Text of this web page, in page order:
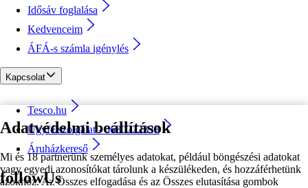
Adatvédelmi beállítások
Mi és 18 partnerünk személyes adatokat, például böngészési adatokat
vagy egyedi azonosítókat tárolunk a készülékeden, és hozzáférhetünk
azokhoz. Az Összes elfogadása és az Összes elutasítása gombok
Idősáv foglalása
Kedvenceim
ÁFÁ-s számla igénylés
Kapcsolat
Tesco.hu
Ügyfélszolgálat - 0680222333
Áruházkereső
followUs